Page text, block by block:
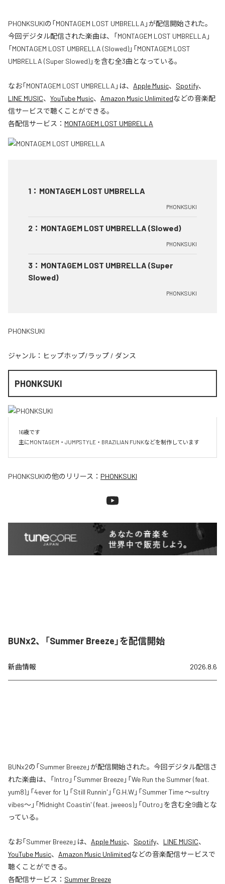
PHONKSUKIの「MONTAGEM LOST UMBRELLA」が配信開始された。
今回デジタル配信された楽曲は、「MONTAGEM LOST UMBRELLA」
「MONTAGEM LOST UMBRELLA (Slowed)」「MONTAGEM LOST
UMBRELLA (Super Slowed)」を含む全3曲となっている。
なお「MONTAGEM LOST UMBRELLA 」は、 Apple Music、 Spotify、
LINE MUSIC、 YouTube Music、 Amazon Music Unlimitedなどの音楽配
信サービスで聴くことができる。
各配信サービス： MONTAGEM LOST UMBRELLA
1 ： MONTAGEM LOST UMBRELLA
PHONKSUKI
2 ： MONTAGEM LOST UMBRELLA (Slowed)
PHONKSUKI
3 ： MONTAGEM LOST UMBRELLA (Super
Slowed)
PHONKSUKI
PHONKSUKI
ジャンル： ヒップホップ/ラップ / ダンス
PHONKSUKI
16歳です
主にMONTAGEM・JUMPSTYLE・BRAZILIAN FUNKなどを制作しています
PHONKSUKIの他のリリース： PHONKSUKI
BUNx2、「Summer Breeze」を配信開始
新曲情報 2026.8.6
BUNx2の「Summer Breeze」が配信開始された。今回デジタル配信さ
れた楽曲は、「Intro」「Summer Breeze」「We Run the Summer (feat.
yum8)」「4ever for 1」「Still Runnin'」「G.H.W」「Summer Time 〜sultry
vibes〜」「Midnight Coastin' (feat. jweeos)」「Outro」を含む全9曲とな
っている。
なお「Summer Breeze」は、 Apple Music、 Spotify、 LINE MUSIC、
YouTube Music、 Amazon Music Unlimitedなどの音楽配信サービスで
聴くことができる。
各配信サービス： Summer Breeze